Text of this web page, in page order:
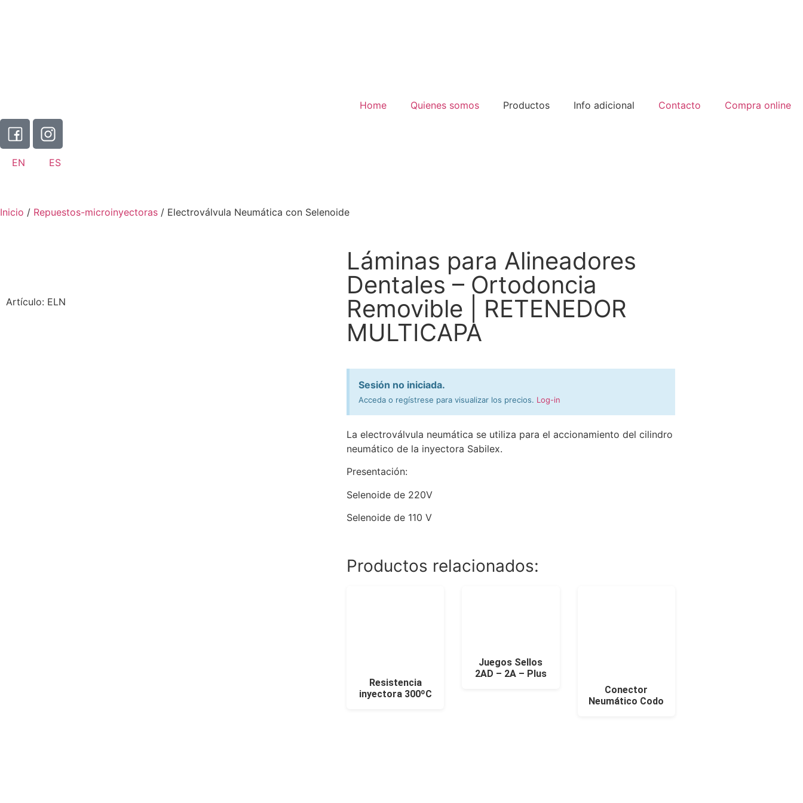
Home Quienes somos Productos Info adicional Contacto Compra online
EN ES
Inicio / Repuestos-microinyectoras / Electroválvula Neumática con Selenoide
Artículo: ELN
Láminas para Alineadores
Dentales – Ortodoncia
Removible | RETENEDOR
MULTICAPA
Sesión no iniciada.
Acceda o regístrese para visualizar los precios. Log-in
La electroválvula neumática se utiliza para el accionamiento del cilindro
neumático de la inyectora Sabilex.
Presentación:
Selenoide de 220V
Selenoide de 110 V
Productos relacionados:
Resistencia
inyectora 300ºC
Juegos Sellos
2AD – 2A – Plus
Conector
Neumático Codo